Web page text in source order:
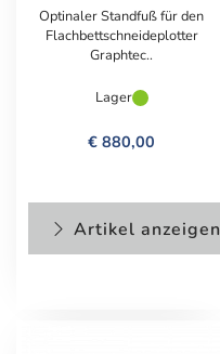
Optinaler Standfuß für den
Flachbettschneideplotter
Graphtec..
Lager
€ 880,00
Artikel anzeigen